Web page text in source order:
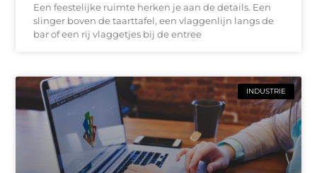
Een feestelijke ruimte herken je aan de details. Een
slinger boven de taarttafel, een vlaggenlijn langs de
bar of een rij vlaggetjes bij de entree
INDUSTRIE